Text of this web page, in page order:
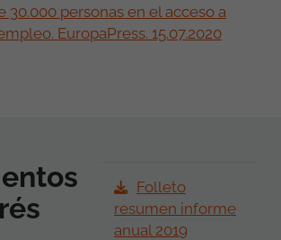
30.000 personas en el acceso a
EuropaPress. 15.07.2020
Folleto
resumen informe
anual 2019